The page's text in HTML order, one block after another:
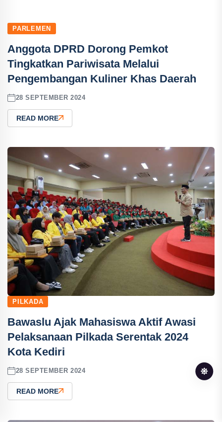
PARLEMEN
Anggota DPRD Dorong Pemkot
Tingkatkan Pariwisata Melalui
Pengembangan Kuliner Khas Daerah
28 SEPTEMBER 2024
READ MORE
PILKADA
Bawaslu Ajak Mahasiswa Aktif Awasi
Pelaksanaan Pilkada Serentak 2024
Kota Kediri
28 SEPTEMBER 2024
READ MORE